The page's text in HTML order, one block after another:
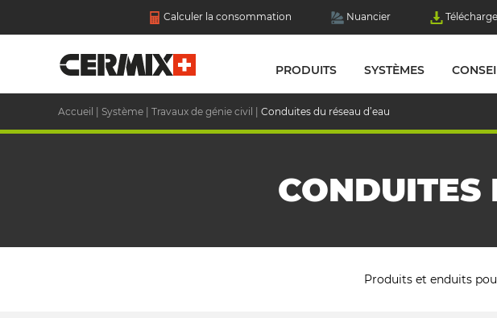
Calculer la consommation Nuancier
PRODUITS SYSTÈMES
Accueil Système Travaux de génie civil Conduites du réseau d’eau
CONDUITES
Produits et enduits